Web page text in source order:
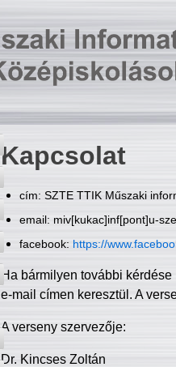
Kapcsolat
cím: SZTE TTIK Műszaki
email: miv[kukac]inf[pont]u-
facebook: https://
Ha bármilyen további
e-mail címen keresztül. A
A verseny szervezője:
Dr. Kincses Zoltán